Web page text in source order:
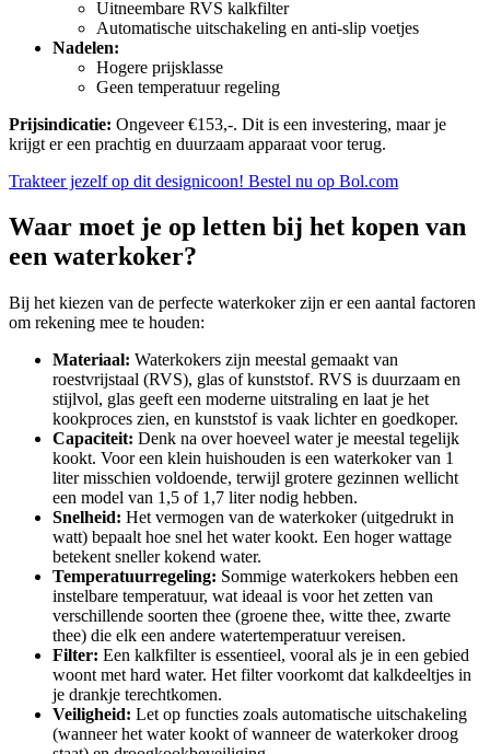
Uitneembare RVS kalkfilter
Automatische uitschakeling en anti-slip voetjes
Nadelen:
Hogere prijsklasse
Geen temperatuur regeling
Prijsindicatie: Ongeveer €153,-. Dit is een investering, maar je
krijgt er een prachtig en duurzaam apparaat voor terug.
Trakteer jezelf op dit designicoon! Bestel nu op Bol.com
Waar moet je op letten bij het kopen van
een waterkoker?
Bij het kiezen van de perfecte waterkoker zijn er een aantal factoren
om rekening mee te houden:
Materiaal: Waterkokers zijn meestal gemaakt van
roestvrijstaal (RVS), glas of kunststof. RVS is duurzaam en
stijlvol, glas geeft een moderne uitstraling en laat je het
kookproces zien, en kunststof is vaak lichter en goedkoper.
Capaciteit: Denk na over hoeveel water je meestal tegelijk
kookt. Voor een klein huishouden is een waterkoker van 1
liter misschien voldoende, terwijl grotere gezinnen wellicht
een model van 1,5 of 1,7 liter nodig hebben.
Snelheid: Het vermogen van de waterkoker (uitgedrukt in
watt) bepaalt hoe snel het water kookt. Een hoger wattage
betekent sneller kokend water.
Temperatuurregeling: Sommige waterkokers hebben een
instelbare temperatuur, wat ideaal is voor het zetten van
verschillende soorten thee (groene thee, witte thee, zwarte
thee) die elk een andere watertemperatuur vereisen.
Filter: Een kalkfilter is essentieel, vooral als je in een gebied
woont met hard water. Het filter voorkomt dat kalkdeeltjes in
je drankje terechtkomen.
Veiligheid: Let op functies zoals automatische uitschakeling
(wanneer het water kookt of wanneer de waterkoker droog